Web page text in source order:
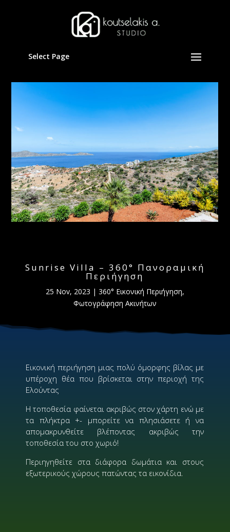
Select Page
Sunrise Villa – 360° Πανοραμική
Περιήγηση
25 Nov, 2023 | 360° Εικονική Περιήγηση,
Φωτογράφηση Ακινήτων
Εικονική περιήγηση μιας πολύ όμορφης βίλας με
υπέροχη θέα που βρίσκεται στην περιοχή της
Ελούντας
Η τοποθεσία φαίνεται ακριβώς στον χάρτη ενώ με
τα πλήκτρα +- μπορείτε να πλησιάσετε ή να
απομακρυνθείτε βλέποντας ακριβώς την
τοποθεσία του στο χωριό!
Περιηγηθείτε στα διάφορα δωμάτια και στους
εξωτερικούς χώρους πατώντας τα εικονίδια.